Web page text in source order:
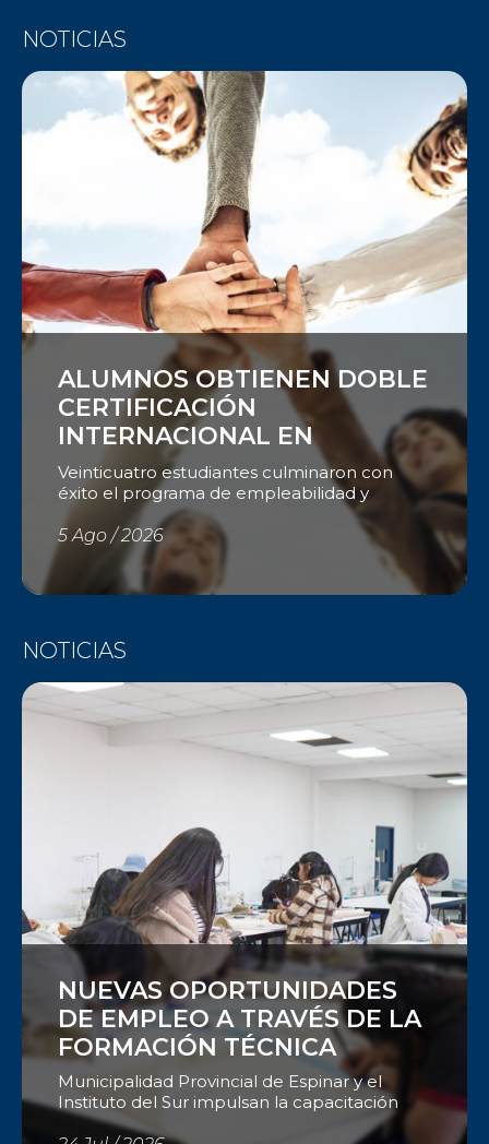
NOTICIAS
ALUMNOS OBTIENEN DOBLE
CERTIFICACIÓN
INTERNACIONAL EN
EMPLEABILIDAD
Veinticuatro estudiantes culminaron con
éxito el programa de empleabilidad y
obtuvieron una doble certificación del
Instituto del Sur e International Youth
Foundation (IYF). Con el objetivo de
fortalecer las competencias que hoy
demanda el mercado laboral, el Instituto del
Programa de Empleabilidad desarrollado
mediante la metodología Passport to […]
5 Ago / 2026
Ver
NOTICIAS
NUEVAS OPORTUNIDADES
DE EMPLEO A TRAVÉS DE LA
FORMACIÓN TÉCNICA
Municipalidad Provincial de Espinar y el
Instituto del Sur impulsan la capacitación
para fortalecer la empleabilidad